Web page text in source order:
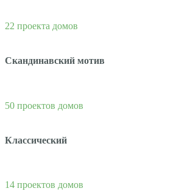
22 проекта домов
Скандинавский мотив
50 проектов домов
Классический
14 проектов домов